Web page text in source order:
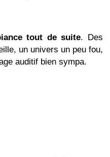
tout de suite. Des
un univers un peu fou,
auditif bien sympa.